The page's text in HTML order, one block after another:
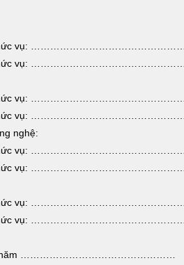
vụ: ………………………………………….
vụ: …………………………………………
vụ: …………………………………………
vụ: …………………………………………
nghệ:
vụ: …………………………………………
vụ: …………………………………………
vụ: ………………………………………….
vụ: …………………………………………
năm …………………………………………